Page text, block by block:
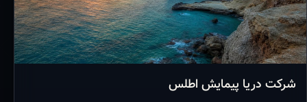
شرکت دریا پیمایش اطلس